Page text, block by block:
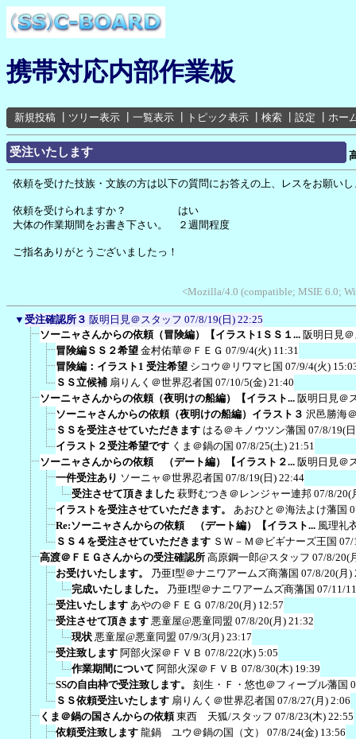
携帯対応内部作業板
新規投稿 ツリー表示 一覧表示 トピック表示 検索 設定 ホー
受注いたします
依頼を受けた技族・文族の方は以下の質問にお答えの上、レスをお願いし
依頼を受けられますか？ はい
大体の作業期間をお書き下さい。 ２週間程度
ご指名ありがとうございましたっ！
<Mozilla/4.0 (compatible; MSIE 6.0;
▼ 受注確認所３ 阪明日見＠スタッフ 07/8/19(日) 22:25
ソーニャさんからの依頼（冒険編）【イラスト1ＳＳ１... 阪明日見
冒険編ＳＳ２希望 金村佑華＠ＦＥＧ 07/9/4(火) 11:31
冒険編：イラスト1 受注希望 シコウ＠リワマヒ国 07/9/4(火)
ＳＳ立候補 扇りんく＠世界忍者国 07/10/5(金) 21:40
ソーニャさんからの依頼（夜明けの船編）【イラスト... 阪明日見＠
ソーニャさんからの依頼（夜明けの船編）イラスト３ 沢邑勝海
ＳＳを受注させていただきます はる＠キノウツン藩国 07/8/19(
イラスト２受注希望です くま＠鍋の国 07/8/25(土) 21:51
ソーニャさんからの依頼 （デート編）【イラスト２... 阪明日見＠
一件受注あり ソーニャ＠世界忍者国 07/8/19(日) 22:44
受注させて頂きました 萩野むつき＠レンジャー連邦 07/8/20(
イラストを受注させていただきます。
あおひと＠海法よけ藩国
Re:ソーニャさんからの依頼 （デート編）【イラスト... 風理礼
ＳＳ４を受注させていただきます ＳＷ－Ｍ＠ビギナーズ王国 07/
高渡＠ＦＥＧさんからの受注確認所 高原鋼一郎@スタッフ 07/8/20(
お受けいたします。
乃亜I型＠ナニワアームズ商藩国 07/8/20(月)
完成いたしました。
乃亜I型＠ナニワアームズ商藩国 07/11/
受注いたします あやの＠ＦＥＧ 07/8/20(月) 12:57
受注させて頂きます 悪童屋@悪童同盟 07/8/20(月) 21:32
現状 悪童屋@悪童同盟 07/9/3(月) 23:17
受注致します 阿部火深＠ＦＶＢ 07/8/22(水) 5:05
作業期間について 阿部火深＠ＦＶＢ 07/8/30(木) 19:39
SSの自由枠で受注致します。
刻生・Ｆ・悠也＠フィーブル藩国
ＳＳ依頼受注いたします 扇りんく＠世界忍者国 07/8/27(月) 2:06
くま＠鍋の国さんからの依頼 東西 天狐/スタッフ 07/8/23(木) 22:55
依頼受注致します 龍鍋 ユウ＠鍋の国（文）
07/8/24(金) 13:56